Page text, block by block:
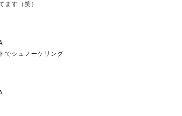
ます（笑）
でシュノーケリング